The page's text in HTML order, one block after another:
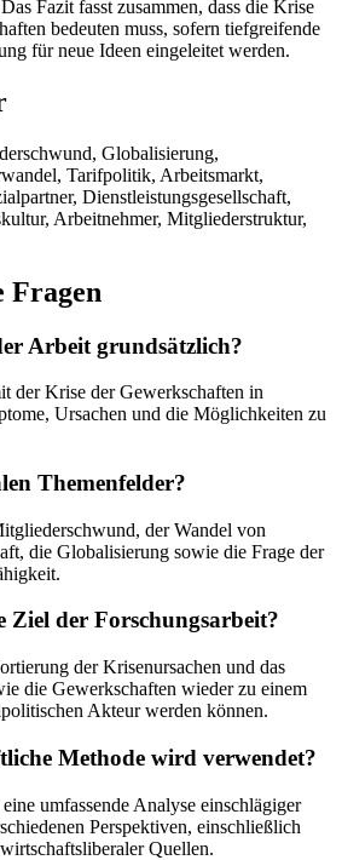
Das Fazit fasst zusammen, dass die Krise
bedeuten muss, sofern tiefgreifende
für neue Ideen eingeleitet werden.
Globalisierung,
Tarifpolitik, Arbeitsmarkt,
Dienstleistungsgesellschaft,
Arbeitnehmer, Mitgliederstruktur,
Fragen
Arbeit grundsätzlich?
der Krise der Gewerkschaften in
Ursachen und die Möglichkeiten zu
Themenfelder?
der Wandel von
die Globalisierung sowie die Frage der
Ziel der Forschungsarbeit?
der Krisenursachen und das
die Gewerkschaften wieder zu einem
Akteur werden können.
Methode wird verwendet?
umfassende Analyse einschlägiger
Perspektiven, einschließlich
Quellen.